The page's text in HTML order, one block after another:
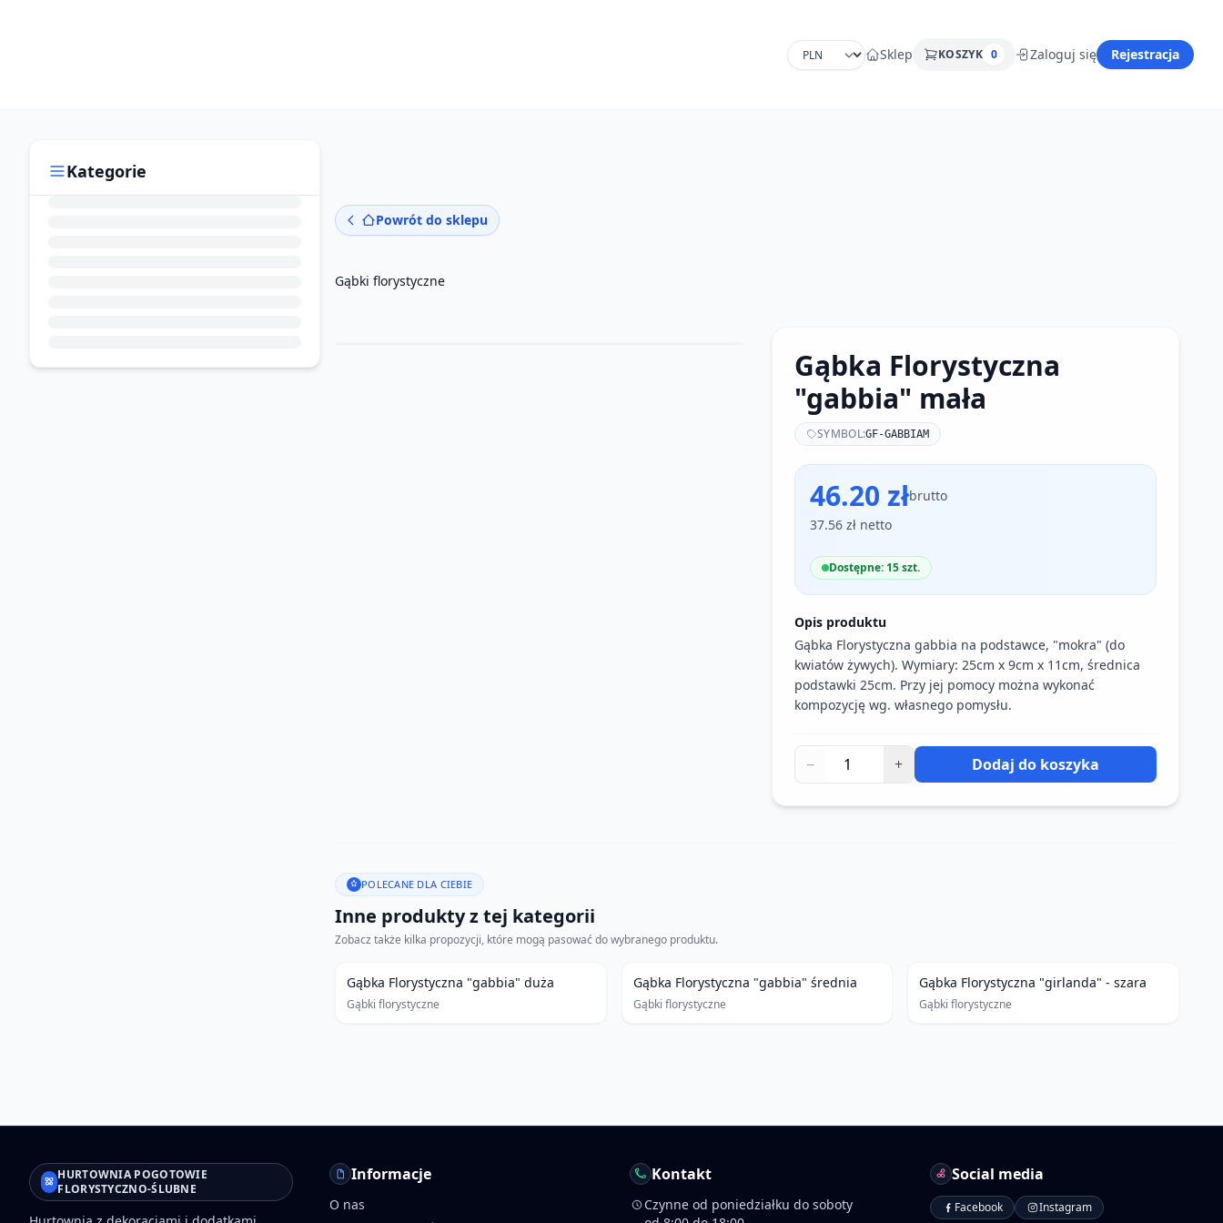
Sklep KOSZYK 0 Zaloguj się Rejestracja
Kategorie
Powrót do sklepu
Gąbki florystyczne
Gąbka Florystyczna
"gabbia" mała
SYMBOL:GF-GABBIAM
46.20 złbrutto
37.56 zł netto
Dostępne: 15 szt.
Opis produktu
Gąbka Florystyczna gabbia na podstawce, "mokra" (do
kwiatów żywych). Wymiary: 25cm x 9cm x 11cm, średnica
podstawki 25cm. Przy jej pomocy można wykonać
kompozycję wg. własnego pomysłu.
− + Dodaj do koszyka
POLECANE DLA CIEBIE
Inne produkty z tej kategorii
Zobacz także kilka propozycji, które mogą pasować do wybranego produktu.
Gąbka Florystyczna "gabbia" duża
Gąbki florystyczne
Gąbka Florystyczna "gabbia" średnia
Gąbki florystyczne
Gąbka Florystyczna "girlanda" - szara
Gąbki florystyczne
HURTOWNIA POGOTOWIE
FLORYSTYCZNO-ŚLUBNE
Informacje
O nas
Kontakt
Czynne od poniedziałku do soboty
Social media
Facebook Instagram